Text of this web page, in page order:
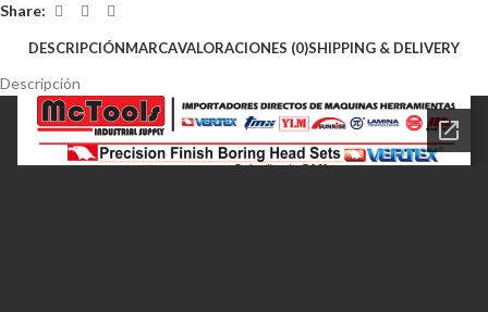
Share:
DESCRIPCIÓNMARCAVALORACIONES (0)SHIPPING & DELIVERY
Descripción